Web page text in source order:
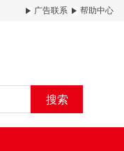
广告联系 帮助中心
搜索